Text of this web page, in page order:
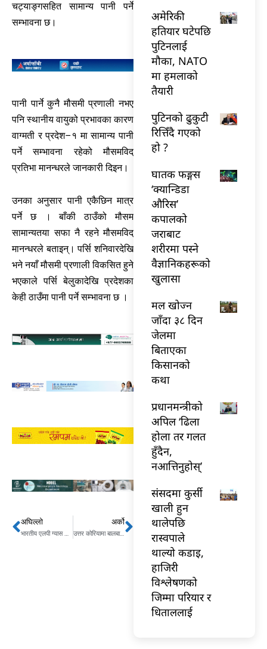
चट्याङ्गसहित सामान्य पानी पर्ने
सम्भावना छ।
पानी पार्ने कुनै मौसमी प्रणाली नभए
पनि स्थानीय वायुको प्रभावका कारण
वाग्मती र प्रदेश–१ मा सामान्य पानी
पर्ने सम्भावना रहेको मौसमविद्
प्रतिभा मानन्धरले जानकारी दिइन।
उनका अनुसार पानी एकैछिन मात्र
पर्ने छ । बाँकी ठाउँको मौसम
सामान्यतया सफा नै रहने मौसमविद्
मानन्धरले बताइन्। पर्सि शनिवारदेखि
भने नयाँ मौसमी प्रणाली विकसित हुने
भएकाले पर्सि बेलुकादेखि प्रदेशका
केही ठाउँमा पानी पर्ने सम्भावना छ ।
Prev
अघिल्लो
भारतीय एलपी ग्यास बोकेको टयाँकरबाट एक क्विन्टल गाँजा बरामद
अर्को
उत्तर कोरियामा बालबालिका तथा वृद्धवृद्धा भोकमरीको जोखिममाः संयुक्त राष्ट्रसंघNext
अमेरिकी
हतियार घटेपछि
पुटिनलाई
मौका, NATO
मा हमलाको
तैयारी
पुटिनको ढुकुटी
रित्तिँदै गएको
हो ?
घातक फङ्गस
‘क्यान्डिडा
औरिस’
कपालको
जराबाट
शरीरमा पस्ने
वैज्ञानिकहरूको
खुलासा
मल खोज्न
जाँदा ३८ दिन
जेलमा
बिताएका
किसानको
कथा
प्रधानमन्त्रीको
अपिल ‘ढिला
होला तर गलत
हुँदैन,
नआत्तिनुहोस्’
संसदमा कुर्सी
खाली हुन
थालेपछि
रास्वपाले
थाल्यो कडाइ,
हाजिरी
विश्लेषणको
जिम्मा परियार र
धिताललाई